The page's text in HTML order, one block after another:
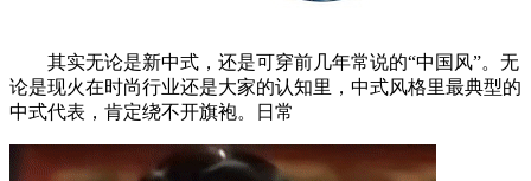
其实无论是新中式，还是可穿前几年常说的“中国风”。无
论是现火在时尚行业还是大家的认知里，中式风格里最典型的
中式代表，肯定绕不开旗袍。日常